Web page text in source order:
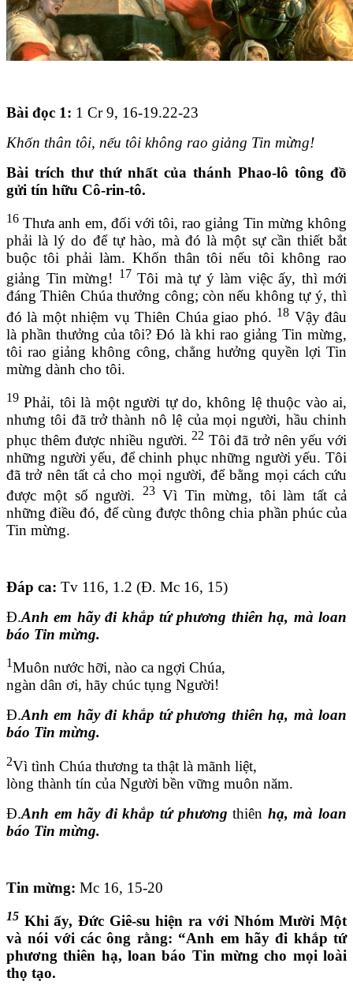
Bài đọc 1: 1 Cr 9, 16-19.22-23
Khốn thân tôi, nếu tôi không rao giảng Tin mừng!
Bài trích thư thứ nhất của thánh Phao-lô tông đồ
gửi tín hữu Cô-rin-tô.
16 Thưa anh em, đối với tôi, rao giảng Tin mừng không
phải là lý do để tự hào, mà đó là một sự cần thiết bắt
buộc tôi phải làm. Khốn thân tôi nếu tôi không rao
giảng Tin mừng! 17 Tôi mà tự ý làm việc ấy, thì mới
đáng Thiên Chúa thưởng công; còn nếu không tự ý, thì
đó là một nhiệm vụ Thiên Chúa giao phó. 18 Vậy đâu
là phần thưởng của tôi? Đó là khi rao giảng Tin mừng,
tôi rao giảng không công, chẳng hưởng quyền lợi Tin
mừng dành cho tôi.
19 Phải, tôi là một người tự do, không lệ thuộc vào ai,
nhưng tôi đã trở thành nô lệ của mọi người, hầu chinh
phục thêm được nhiều người.22 Tôi đã trở nên yếu với
những người yếu, để chinh phục những người yếu. Tôi
đã trở nên tất cả cho mọi người, để bằng mọi cách cứu
được một số người.
23Vì Tin mừng, tôi làm tất cả
những điều đó, để cùng được thông chia phần phúc của
Tin mừng.
Đáp ca: Tv 116, 1.2 (Đ. Mc 16, 15)
Đ.Anh em hãy đi khắp tứ phương thiên hạ, mà loan
báo Tin mừng.
1Muôn nước hỡi, nào ca ngợi Chúa,
ngàn dân ơi, hãy chúc tụng Người!
Đ.Anh em hãy đi khắp tứ phương thiên hạ, mà loan
báo Tin mừng.
2Vì tình Chúa thương ta thật là mãnh liệt,
lòng thành tín của Người bền vững muôn năm.
Đ.Anh em hãy đi khắp tứ phươngthiên hạ, mà loan
báo Tin mừng.
Tin mừng: Mc 16, 15-20
15 Khi ấy, Đức Giê-su hiện ra với Nhóm Mười Một
và nói với các ông rằng: “Anh em hãy đi khắp tứ
phương thiên hạ, loan báo Tin mừng cho mọi loài
thọ tạo.